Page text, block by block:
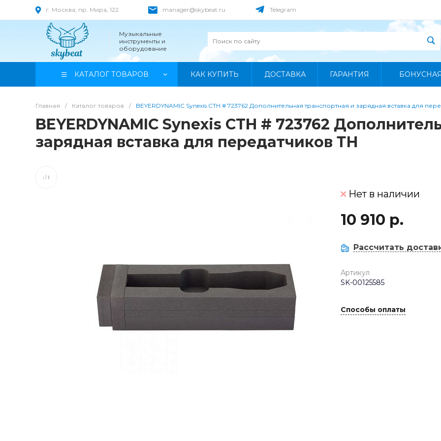
г. Москва, пр. Мира, 122 manager@skybeat.ru Telegram
Музыкальные
инструменты и
оборудование
КАТАЛОГ ТОВАРОВ КАК КУПИТЬ ДОСТАВКА ГАРАНТИЯ
Главная / Каталог товаров / BEYERDYNAMIC Synexis CTH # 723762 Дополнительная транспортная и зарядная вставка для
BEYERDYNAMIC Synexis CTH # 723762
зарядная вставка для передатчиков ТН
Нет в наличии
10 910 р.
Рассчитать
Артикул
SK-00125585
Способы оплаты